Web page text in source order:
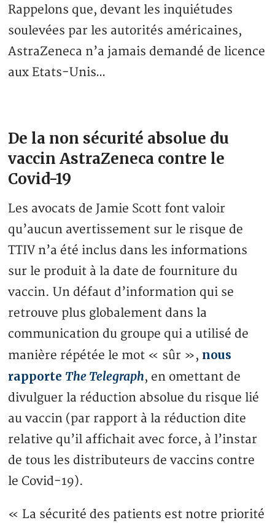
Rappelons que, devant les inquiétudes
soulevées par les autorités américaines,
AstraZeneca n’a jamais demandé de licence
aux Etats-Unis…
De la non sécurité absolue du
vaccin AstraZeneca contre le
Covid-19
Les avocats de Jamie Scott font valoir
qu’aucun avertissement sur le risque de
TTIV n’a été inclus dans les informations
sur le produit à la date de fourniture du
vaccin. Un défaut d’information qui se
retrouve plus globalement dans la
communication du groupe qui a utilisé de
manière répétée le mot « sûr », nous
rapporte The Telegraph, en omettant de
divulguer la réduction absolue du risque lié
au vaccin (par rapport à la réduction dite
relative qu’il affichait avec force, à l’instar
de tous les distributeurs de vaccins contre
le Covid-19).
« La sécurité des patients est notre priorité